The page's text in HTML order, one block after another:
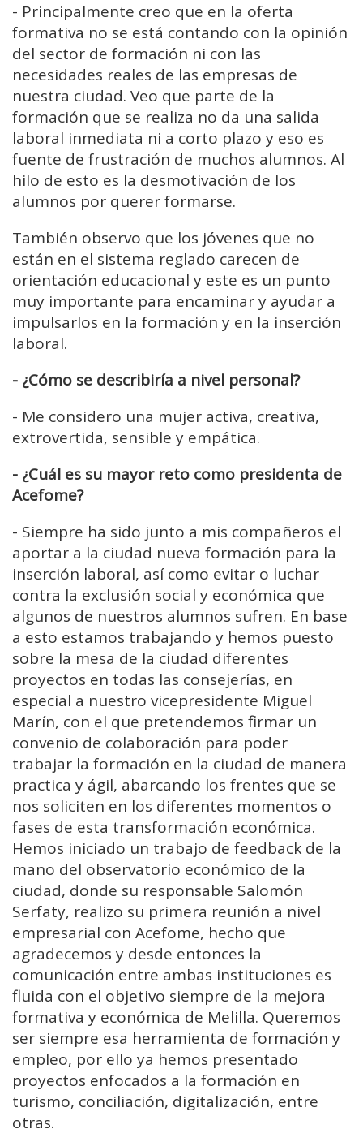
- Principalmente creo que en la oferta
formativa no se está contando con la opinión
del sector de formación ni con las
necesidades reales de las empresas de
nuestra ciudad. Veo que parte de la
formación que se realiza no da una salida
laboral inmediata ni a corto plazo y eso es
fuente de frustración de muchos alumnos. Al
hilo de esto es la desmotivación de los
alumnos por querer formarse.
También observo que los jóvenes que no
están en el sistema reglado carecen de
orientación educacional y este es un punto
muy importante para encaminar y ayudar a
impulsarlos en la formación y en la inserción
laboral.
- ¿Cómo se describiría a nivel personal?
- Me considero una mujer activa, creativa,
extrovertida, sensible y empática.
- ¿Cuál es su mayor reto como presidenta de
Acefome?
- Siempre ha sido junto a mis compañeros el
aportar a la ciudad nueva formación para la
inserción laboral, así como evitar o luchar
contra la exclusión social y económica que
algunos de nuestros alumnos sufren. En base
a esto estamos trabajando y hemos puesto
sobre la mesa de la ciudad diferentes
proyectos en todas las consejerías, en
especial a nuestro vicepresidente Miguel
Marín, con el que pretendemos firmar un
convenio de colaboración para poder
trabajar la formación en la ciudad de manera
practica y ágil, abarcando los frentes que se
nos soliciten en los diferentes momentos o
fases de esta transformación económica.
Hemos iniciado un trabajo de feedback de la
mano del observatorio económico de la
ciudad, donde su responsable Salomón
Serfaty, realizo su primera reunión a nivel
empresarial con Acefome, hecho que
agradecemos y desde entonces la
comunicación entre ambas instituciones es
fluida con el objetivo siempre de la mejora
formativa y económica de Melilla. Queremos
ser siempre esa herramienta de formación y
empleo, por ello ya hemos presentado
proyectos enfocados a la formación en
turismo, conciliación, digitalización, entre
otras.